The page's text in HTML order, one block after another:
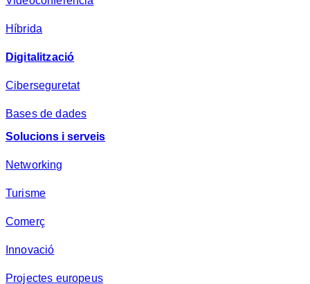
Híbrida
Digitalització
Ciberseguretat
Bases de dades
Solucions i serveis
Networking
Turisme
Comerç
Innovació
Projectes europeus